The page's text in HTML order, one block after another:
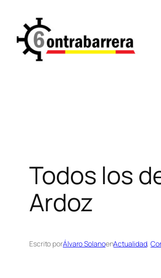
contenido
Todos los
Ardoz
Escrito porÁlvaro SolanoenActualidad,